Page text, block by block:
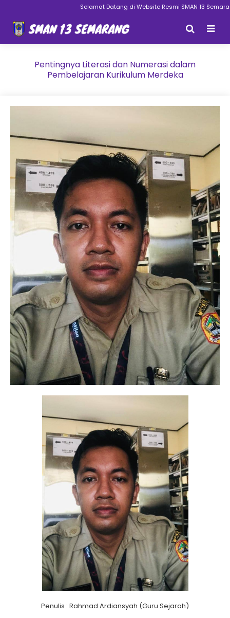
Selamat Datang di Website Resmi SMAN 13 Semarang
Pentingnya Literasi dan Numerasi dalam
Pembelajaran Kurikulum Merdeka
Penulis : Rahmad Ardiansyah (Guru Sejarah)